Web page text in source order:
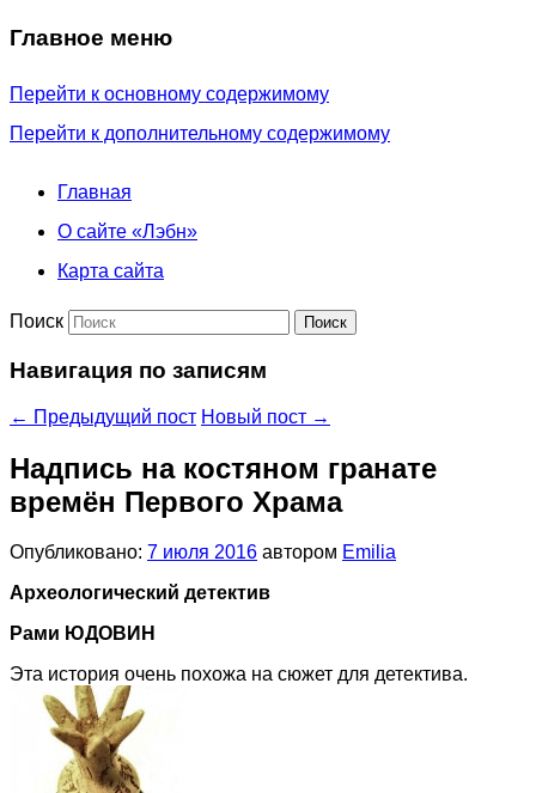
Главное меню
Перейти к основному содержимому
Перейти к дополнительному содержимому
Главная
О сайте «Лэбн»
Карта сайта
Поиск
Навигация по записям
← Предыдущий пост Новый пост →
Надпись на костяном гранате
времён Первого Храма
Опубликовано: 7 июля 2016 автором Emilia
Археологический детектив
Рами ЮДОВИН
Эта история очень похожа на сюжет для детектива.